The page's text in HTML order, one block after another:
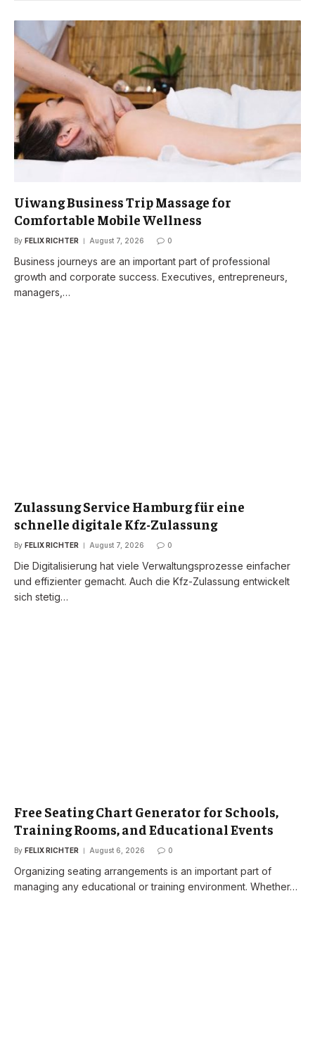
Uiwang Business Trip Massage for
Comfortable Mobile Wellness
By FELIX RICHTER August 7, 2026 0
Business journeys are an important part of professional
growth and corporate success. Executives, entrepreneurs,
managers,…
Zulassung Service Hamburg für eine
schnelle digitale Kfz-Zulassung
By FELIX RICHTER August 7, 2026 0
Die Digitalisierung hat viele Verwaltungsprozesse einfacher
und effizienter gemacht. Auch die Kfz-Zulassung entwickelt
sich stetig…
Free Seating Chart Generator for Schools,
Training Rooms, and Educational Events
By FELIX RICHTER August 6, 2026 0
Organizing seating arrangements is an important part of
managing any educational or training environment. Whether…